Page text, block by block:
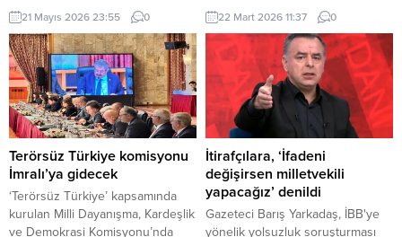
Kasım 2023 tarihlerinde
gerçekleştirilen 38. Olağan
Kurultayı’na ilişkin açılan davada
kararını açıkladı. Mahkeme,
kurultayın “mutlak butlan”
gerekçesiyle geçersiz olduğuna
hükmederek, kurultayın yapıldığı
tarihten itibaren iptal edilmesine
karar verdi. Kararla birlikte, söz
konusu kurultay sonrasında
gerçekleştirilen tüm olağan ve
olağanüstü kurultayların yanı...
21 Mayıs 2026 23:55 0
programında İsrail hakkında
söylediği sözler sosyal medyada
ve siyasi arenada geniş yankı
uyandırdı.
22 Mart 2026 11:37 0
Terörsüz Türkiye komisyonu
İmralı’ya gidecek
‘Terörsüz Türkiye’ kapsamında
kurulan Milli Dayanışma, Kardeşlik
ve Demokrasi Komisyonu’nda
İtirafçılara, ‘İfadeni
değişirsen milletvekili
yapacağız’ denildi
Gazeteci Barış Yarkadaş, İBB'ye
yönelik yolsuzluk soruşturması